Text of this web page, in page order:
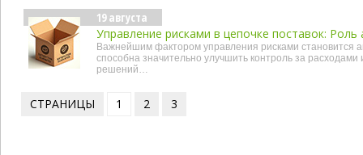
19 августа
Управление рисками в цепочке поставок: Роль
Важнейшим фактором управления рисками становится
способна значительно улучшить контроль за
решений…
СТРАНИЦЫ 1 2 3